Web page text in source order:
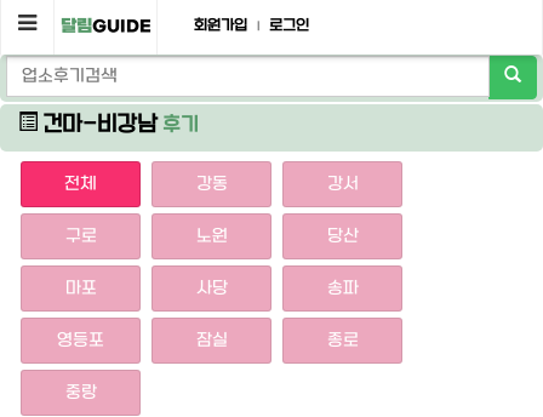
달림GUIDE 회원가입 로그인
건마-비강남 후기
전체 강동 강서
구로 노원 당산
마포 사당 송파
영등포 잠실 종로
중랑